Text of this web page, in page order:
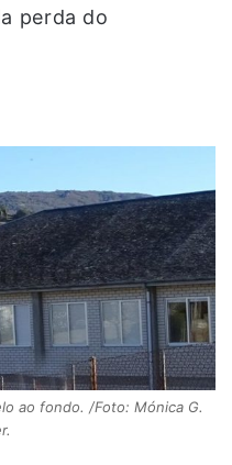
perda do
ao fondo. /Foto: Mónica G.